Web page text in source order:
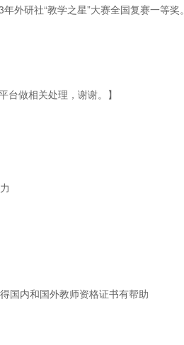
外研社“教学之星”大赛全国复赛一等奖。
台做相关处理，谢谢。】
国内和国外教师资格证书有帮助